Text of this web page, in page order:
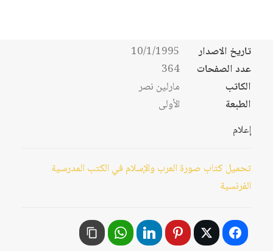
تاريخ الاصدار
10/1/1995
عدد الصفحات
364
الكاتب
مارلين نصر
الطبعة
الأولى
إعلام
تحميل كتاب صورة العرب والإسلام في الكتب المدرسية
الفرنسية